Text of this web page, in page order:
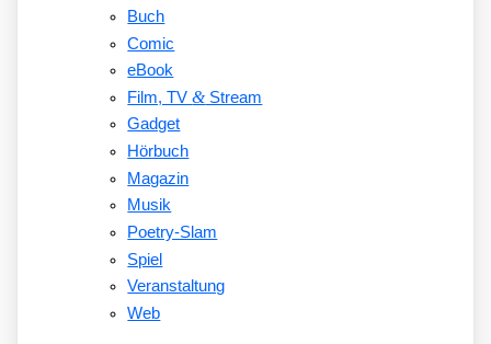
Buch
Comic
eBook
Film, TV&Stream
Gadget
Hörbuch
Magazin
Musik
Poetry-Slam
Spiel
Veranstaltung
Web